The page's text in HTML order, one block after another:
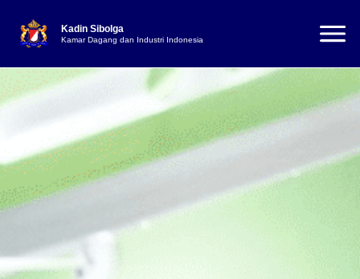
Kadin Sibolga
Kamar Dagang dan Industri Indonesia